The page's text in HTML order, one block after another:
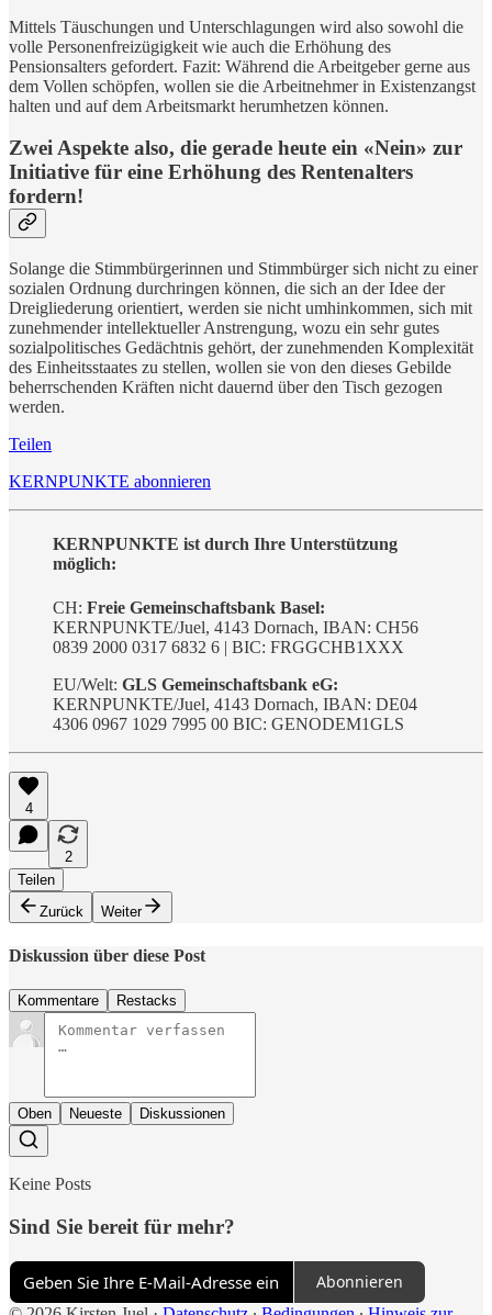
Mittels Täuschungen und Unterschlagungen wird also sowohl die
volle Personenfreizügigkeit wie auch die Erhöhung des
Pensionsalters gefordert. Fazit: Während die Arbeitgeber gerne aus
dem Vollen schöpfen, wollen sie die Arbeitnehmer in Existenzangst
halten und auf dem Arbeitsmarkt herumhetzen können.
Zwei Aspekte also, die gerade heute ein «Nein» zur
Initiative für eine Erhöhung des Rentenalters
fordern!
Solange die Stimmbürgerinnen und Stimmbürger sich nicht zu einer
sozialen Ordnung durchringen können, die sich an der Idee der
Dreigliederung orientiert, werden sie nicht umhinkommen, sich mit
zunehmender intellektueller Anstrengung, wozu ein sehr gutes
sozialpolitisches Gedächtnis gehört, der zunehmenden Komplexität
des Einheitsstaates zu stellen, wollen sie von den dieses Gebilde
beherrschenden Kräften nicht dauernd über den Tisch gezogen
werden.
Teilen
KERNPUNKTE abonnieren
KERNPUNKTE ist durch Ihre Unterstützung
möglich:
CH: Freie Gemeinschaftsbank Basel:
KERNPUNKTE/Juel, 4143 Dornach, IBAN: CH56
0839 2000 0317 6832 6 | BIC: FRGGCHB1XXX
EU/Welt: GLS Gemeinschaftsbank eG:
KERNPUNKTE/Juel, 4143 Dornach, IBAN: DE04
4306 0967 1029 7995 00 BIC: GENODEM1GLS
4
2
Teilen
Zurück
Weiter
Diskussion über diese Post
Kommentare Restacks
Oben Neueste Diskussionen
Keine Posts
Sind Sie bereit für mehr?
Abonnieren